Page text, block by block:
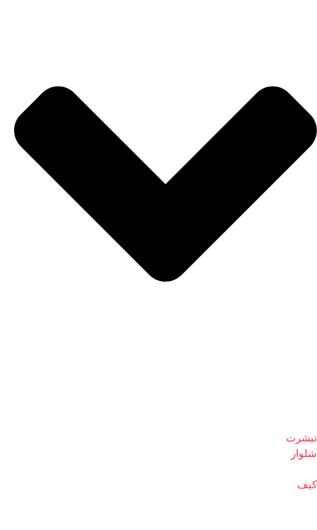
تیشرت
شلوار
کیف